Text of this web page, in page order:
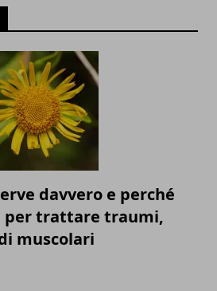
davvero e perché
per trattare traumi,
muscolari